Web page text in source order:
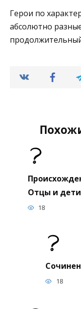
Герои по
абсолютно
Отцы и дети
18
18